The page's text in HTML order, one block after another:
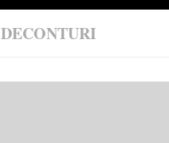
DECONTURI